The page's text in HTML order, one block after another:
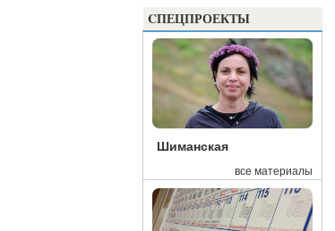
CПЕЦПРОЕКТЫ
Шиманская
все материалы